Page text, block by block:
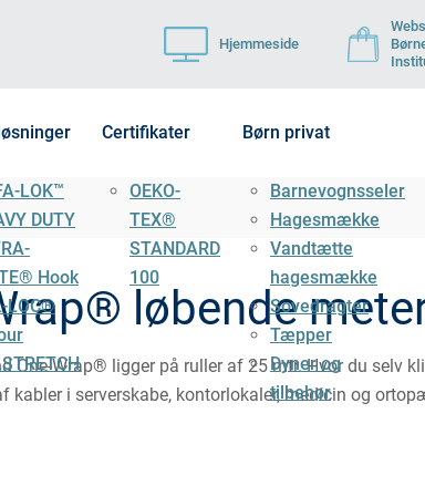
Hjemmeside
LOK™
DUTY
Hook
LOC®
Certifikater
OEKO-
TEX®
STANDARD
100
Børn privat
Barnevognsseler
Hagesmække
Vandtætte
hagesmække
Sovedragter
Tæpper
Dyner og
tilbehør
løbende
One-Wrap® ligger på ruller af 25 mtr. Hvor du selv
kabler i serverskabe, kontorlokaler, medicin og